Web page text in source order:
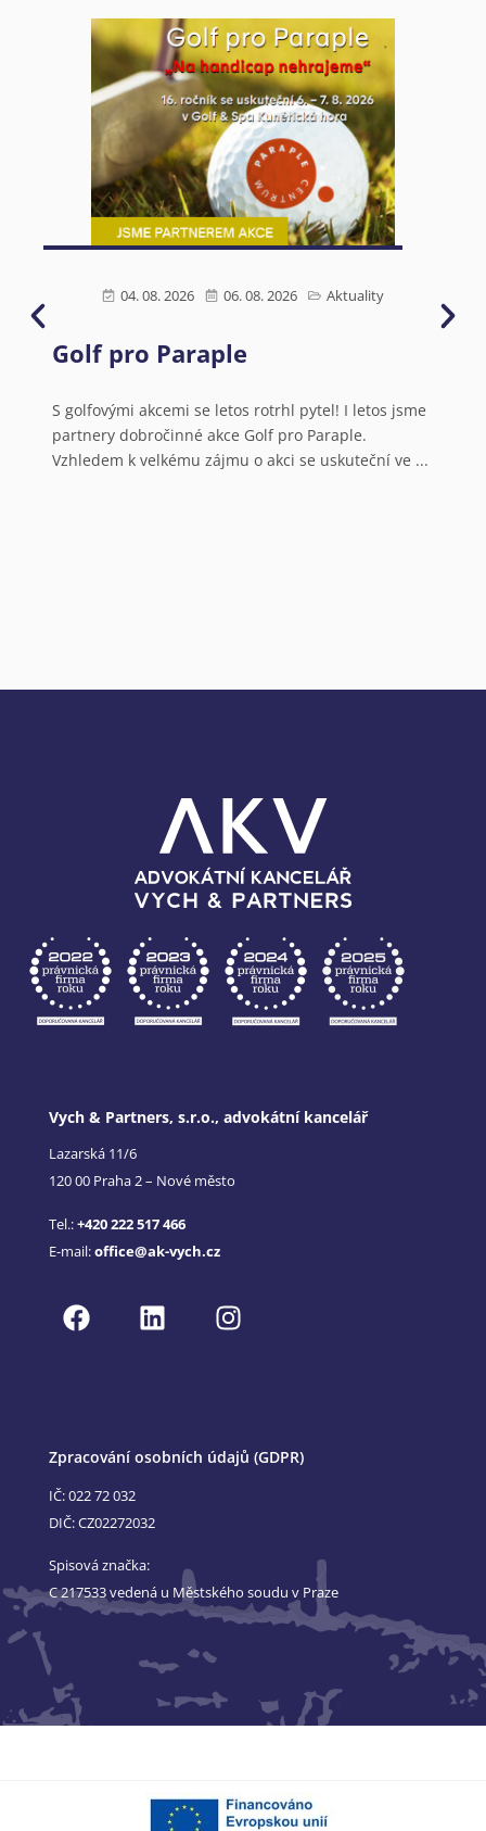
04. 08. 2026 06. 08. 2026 Aktuality
Golf pro Paraple
S golfovými akcemi se letos rotrhl pytel! I letos jsme
partnery dobročinné akce Golf pro Paraple.
Vzhledem k velkému zájmu o akci se uskuteční ve ...
Vych & Partners, s.r.o., advokátní kancelář
Lazarská 11/6
120 00 Praha 2 – Nové město
Tel.:+420 222 517 466
E-mail:office@ak-vych.cz
Zpracování osobních údajů (GDPR)
IČ: 022 72 032
DIČ: CZ02272032
Spisová značka:
C 217533 vedená u Městského soudu v Praze